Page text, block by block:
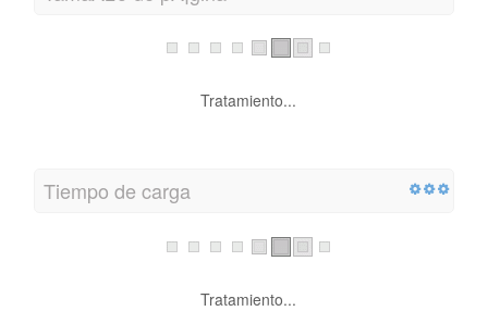
Tratamiento...
Tiempo de carga
Tratamiento...